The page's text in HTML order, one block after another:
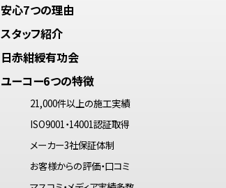
安心7つの理由
スタッフ紹介
日赤紺綬有功会
ユーコー6つの特徴
21,000件以上の施工実績
ISO9001・14001認証取得
メーカー3社保証体制
お客様からの評価・口コミ